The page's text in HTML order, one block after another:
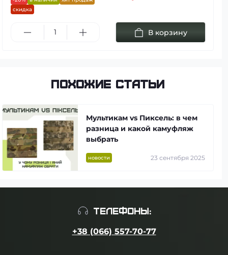
скидка
В корзину
Похожие статьи
новости 23 сентября 2025
Мультикам vs Пиксель: в чем
разница и какой камуфляж
выбрать
ТЕЛЕФОНЫ:
+38 (066) 557-70-77